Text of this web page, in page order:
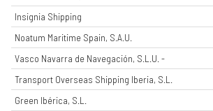
Insignia Shipping
Noatum Maritime Spain, S.A.U.
Vasco Navarra de Navegación, S.L.U. -
Transport Overseas Shipping Iberia, S.L.
Green Ibérica, S.L.